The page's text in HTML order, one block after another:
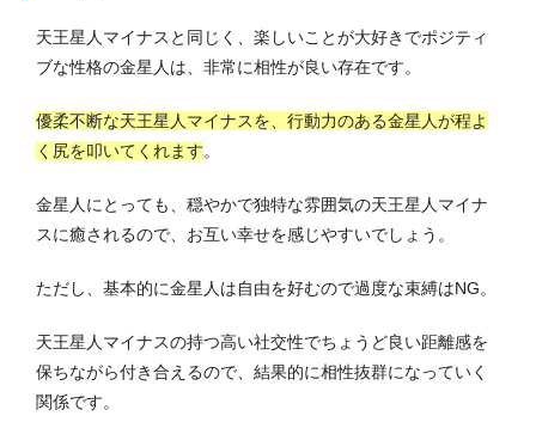
天王星人マイナスと同じく、楽しいことが大好きでポジティ
ブな性格の金星人は、非常に相性が良い存在です。
優柔不断な天王星人マイナスを、行動力のある金星人が程よ
く尻を叩いてくれます。
金星人にとっても、穏やかで独特な雰囲気の天王星人マイナ
スに癒されるので、お互い幸せを感じやすいでしょう。
ただし、基本的に金星人は自由を好むので過度な束縛はNG。
天王星人マイナスの持つ高い社交性でちょうど良い距離感を
保ちながら付き合えるので、結果的に相性抜群になっていく
関係です。